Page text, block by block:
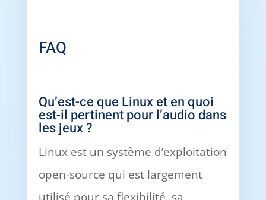
FAQ
Qu’est-ce que Linux et en quoi
est-il pertinent pour l’audio dans
les jeux ?
Linux est un système d’exploitation
open-source qui est largement